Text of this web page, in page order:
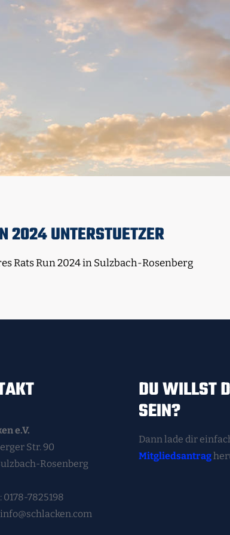
2024 UNTERSTUETZER
Rats Run 2024 in Sulzbach-Rosenberg
e.V.
Str. 90
Rosenberg
0178-7825198
DU WILLST
SEIN?
Dann lade dir
Mitgliedsantrag